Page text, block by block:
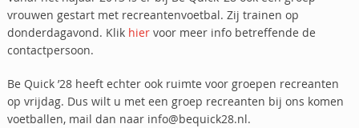
vrouwen gestart met recreantenvoetbal. Zij trainen op
donderdagavond. Klik hier voor meer info betreffende de
contactpersoon.
Be Quick ’28 heeft echter ook ruimte voor groepen recreanten
op vrijdag. Dus wilt u met een groep recreanten bij ons komen
voetballen, mail dan naar info@bequick28.nl.